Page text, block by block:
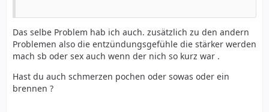
Das selbe Problem hab ich auch. zusätzlich zu den andern
Problemen also die entzündungsgefühle die stärker werden
mach sb oder sex auch wenn der nich so kurz war .
Hast du auch schmerzen pochen oder sowas oder ein
brennen ?